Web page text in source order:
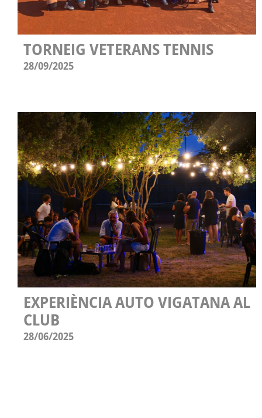
TORNEIG VETERANS TENNIS
28/09/2025
EXPERIÈNCIA AUTO VIGATANA AL
CLUB
28/06/2025